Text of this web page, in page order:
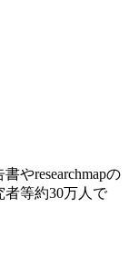
やresearchmapの
等約30万人で